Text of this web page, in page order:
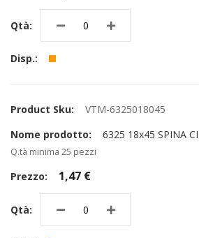
VTM-6325018045
6325 18x45 SPINA
Q.tà minima 25 pezzi
1,47 €